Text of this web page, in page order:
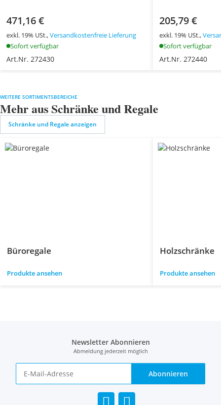
471,16 €
exkl. 19% USt.,Versandkostenfreie Lieferung
Sofort verfügbar
Art.Nr. 272430
205,79 €
exkl. 19% USt.,
Sofort verfügbar
Art.Nr. 272440
WEITERE SORTIMENTSBEREICHE
Mehr aus Schränke und Regale
Schränke und Regale anzeigen
Büroregale
Produkte ansehen
Holzschränke
Produkte ansehen
Newsletter Abonnieren
Abmeldung jederzeit möglich
Abonnieren